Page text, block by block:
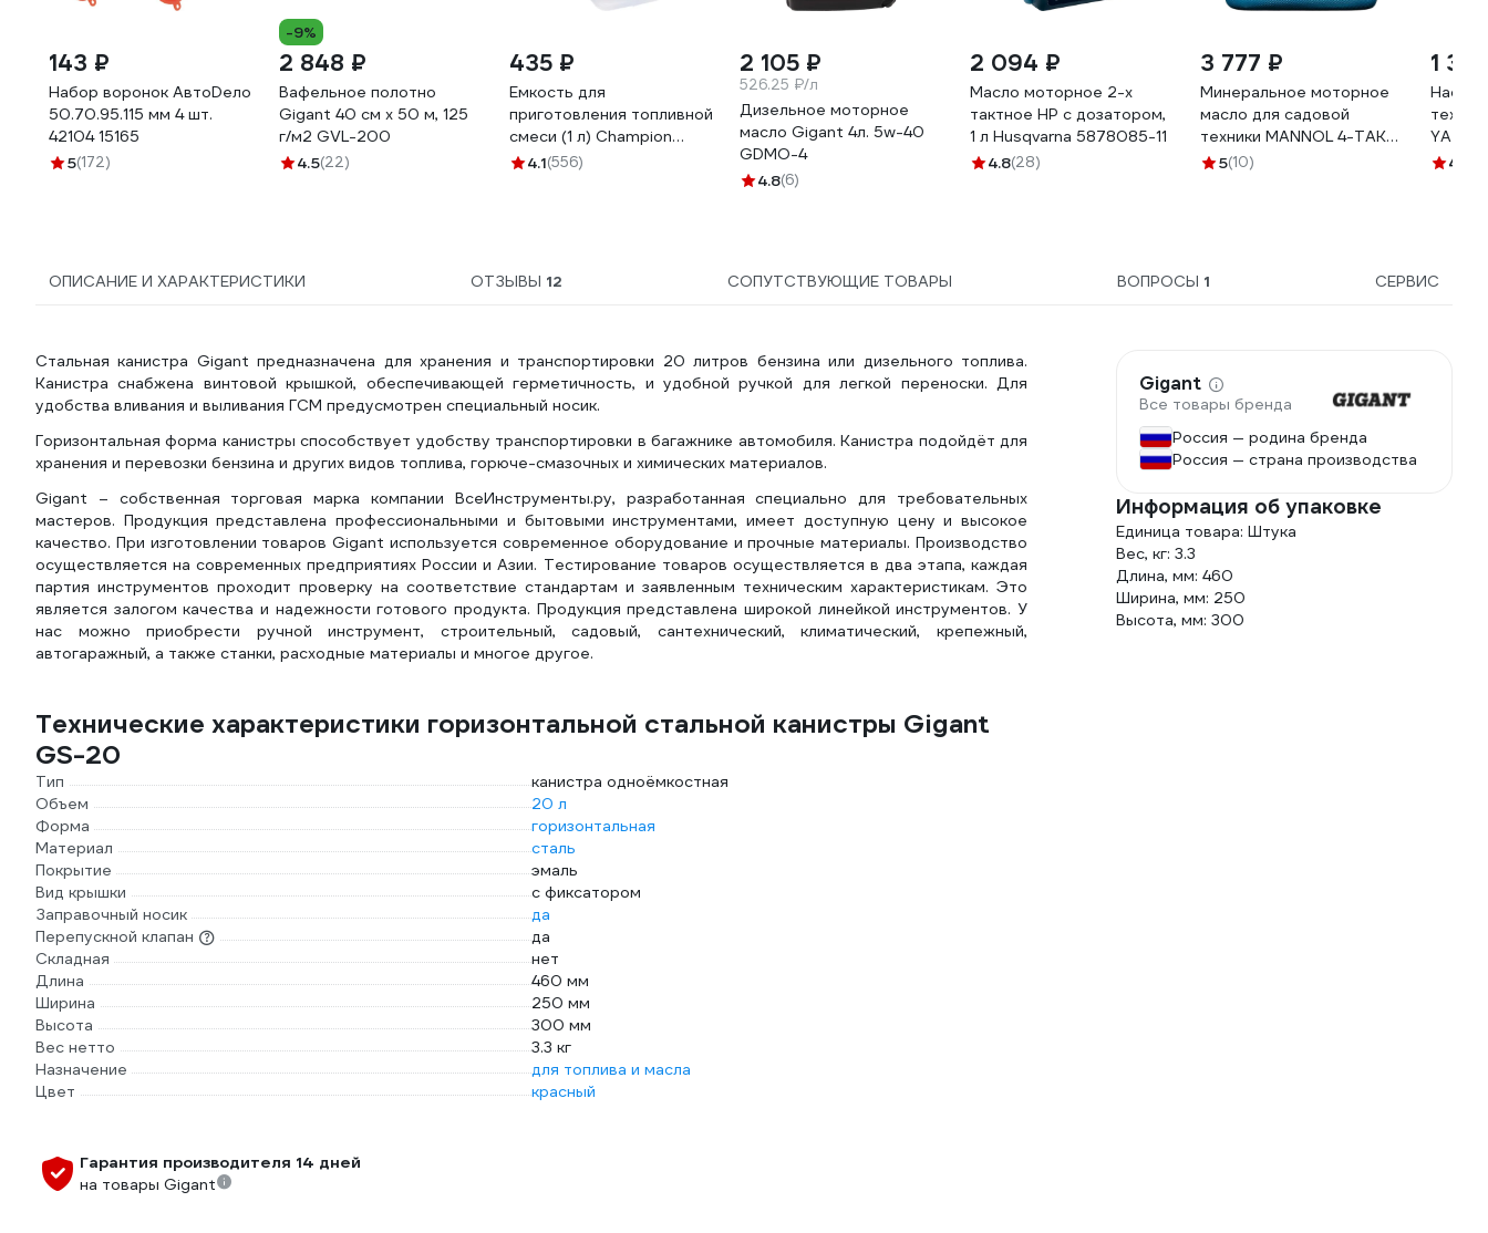
143 ₽
Набор воронок АвтоDело
50.70.95.115 мм 4 шт.
42104 15165
5(172)
-9%
2 848 ₽
Вафельное полотно
Gigant 40 см х 50 м, 125
г/м2 GVL-200
4.5(22)
435 ₽
Емкость для
приготовления топливной
смеси (1 л) Champion
C1010
4.1(556)
2 105 ₽
526.25 ₽/л
Дизельное моторное
масло Gigant 4л. 5w-40
GDMO-4
4.8(6)
2 094 ₽
Масло моторное 2-х
тактное HP с дозатором,
1 л Husqvarna 5878085-11
4.8(28)
3 777 ₽
Минеральное моторное
масло для садовой
техники MANNOL 4-TAKT
AGRO SAE 30 4 л. 7203
5(10)
1
Насос
YATO
4.5
ОПИСАНИЕ И ХАРАКТЕРИСТИКИ ОТЗЫВЫ 12 СОПУТСТВУЮЩИЕ ТОВАРЫ ВОПРОСЫ 1 СЕРВИС
Стальная канистра Gigant предназначена для хранения и транспортировки 20 литров бензина или дизельного топлива.
Канистра снабжена винтовой крышкой, обеспечивающей герметичность, и удобной ручкой для легкой переноски. Для
удобства вливания и выливания ГСМ предусмотрен специальный носик.
Горизонтальная форма канистры способствует удобству транспортировки в багажнике автомобиля. Канистра подойдёт для
хранения и перевозки бензина и других видов топлива, горюче-смазочных и химических материалов.
Gigant – собственная торговая марка компании ВсеИнструменты.ру, разработанная специально для требовательных
мастеров. Продукция представлена профессиональными и бытовыми инструментами, имеет доступную цену и высокое
качество. При изготовлении товаров Gigant используется современное оборудование и прочные материалы. Производство
осуществляется на современных предприятиях России и Азии. Тестирование товаров осуществляется в два этапа, каждая
партия инструментов проходит проверку на соответствие стандартам и заявленным техническим характеристикам. Это
является залогом качества и надежности готового продукта. Продукция представлена широкой линейкой инструментов. У
нас можно приобрести ручной инструмент, строительный, садовый, сантехнический, климатический, крепежный,
автогаражный, а также станки, расходные материалы и многое другое.
Технические характеристики горизонтальной стальной канистры Gigant
GS-20
Тип
канистра одноёмкостная
Объем
20 л
Форма
горизонтальная
Материал
сталь
Покрытие
эмаль
Вид крышки
с фиксатором
Заправочный носик
да
Перепускной клапан
да
Складная
нет
Длина
460 мм
Ширина
250 мм
Высота
300 мм
Вес нетто
3.3 кг
Назначение
для топлива и масла
Цвет
красный
Гарантия производителя 14 дней
на товары Gigant
Gigant
Все товары бренда
Россия — родина бренда
Россия — страна производства
Информация об упаковке
Единица товара: Штука
Вес, кг: 3.3
Длина, мм: 460
Ширина, мм: 250
Высота, мм: 300